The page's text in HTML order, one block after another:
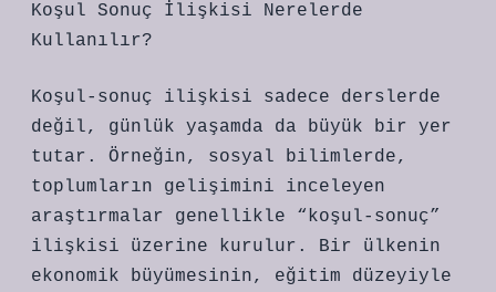
Koşul Sonuç İlişkisi Nerelerde
Kullanılır?
Koşul-sonuç ilişkisi sadece derslerde
değil, günlük yaşamda da büyük bir yer
tutar. Örneğin, sosyal bilimlerde,
toplumların gelişimini inceleyen
araştırmalar genellikle “koşul-sonuç”
ilişkisi üzerine kurulur. Bir ülkenin
ekonomik büyümesinin, eğitim düzeyiyle